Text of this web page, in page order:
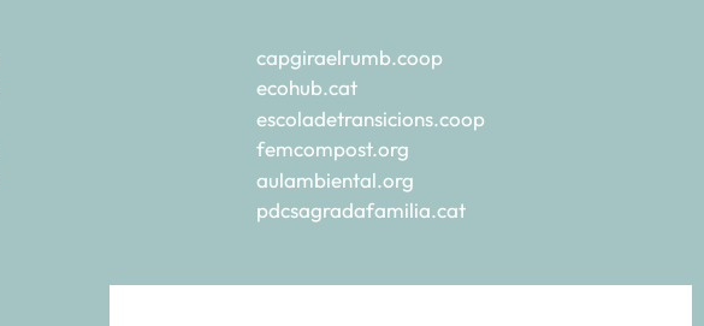
capgiraelrumb.coop
ecohub.cat
escoladetransicions.coop
femcompost.org
aulambiental.org
pdcsagradafamilia.cat